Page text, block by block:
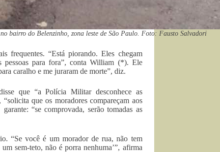
bairro do Belenzinho, zona leste de São Paulo. Foto: Fausto Salvadori
frequentes. “Está piorando. Eles chegam
pessoas para fora”, conta William (*). Ele
caralho e me juraram de morte”, diz.
que “a Polícia Militar desconhece as
que os moradores compareçam aos
“se comprovada, serão tomadas as
“Se você é um morador de rua, não tem
sem-teto, não é porra nenhuma’”, afirma